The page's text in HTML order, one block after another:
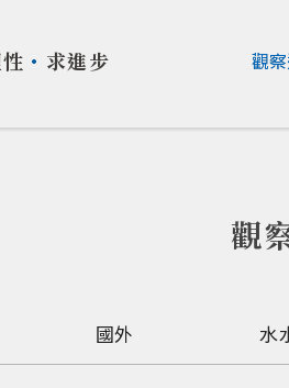
・ 求進步 觀
觀
國外 水